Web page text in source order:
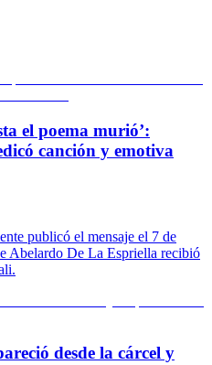
el poema murió’:
canción y emotiva
publicó el mensaje el 7 de
Abelardo De La Espriella recibió
desde la cárcel y